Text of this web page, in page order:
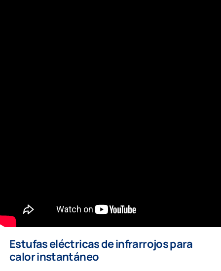
Estufas eléctricas de infrarrojos para
calor instantáneo